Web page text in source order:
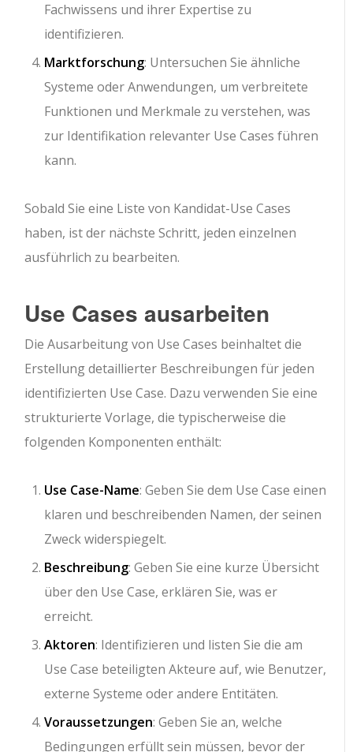
Fachwissens und ihrer Expertise zu
identifizieren.
Marktforschung: Untersuchen Sie ähnliche
Systeme oder Anwendungen, um verbreitete
Funktionen und Merkmale zu verstehen, was
zur Identifikation relevanter Use Cases führen
kann.
Sobald Sie eine Liste von Kandidat-Use Cases
haben, ist der nächste Schritt, jeden einzelnen
ausführlich zu bearbeiten.
Use Cases ausarbeiten
Die Ausarbeitung von Use Cases beinhaltet die
Erstellung detaillierter Beschreibungen für jeden
identifizierten Use Case. Dazu verwenden Sie eine
strukturierte Vorlage, die typischerweise die
folgenden Komponenten enthält:
Use Case-Name: Geben Sie dem Use Case einen
klaren und beschreibenden Namen, der seinen
Zweck widerspiegelt.
Beschreibung: Geben Sie eine kurze Übersicht
über den Use Case, erklären Sie, was er
erreicht.
Aktoren: Identifizieren und listen Sie die am
Use Case beteiligten Akteure auf, wie Benutzer,
externe Systeme oder andere Entitäten.
Voraussetzungen: Geben Sie an, welche
Bedingungen erfüllt sein müssen, bevor der